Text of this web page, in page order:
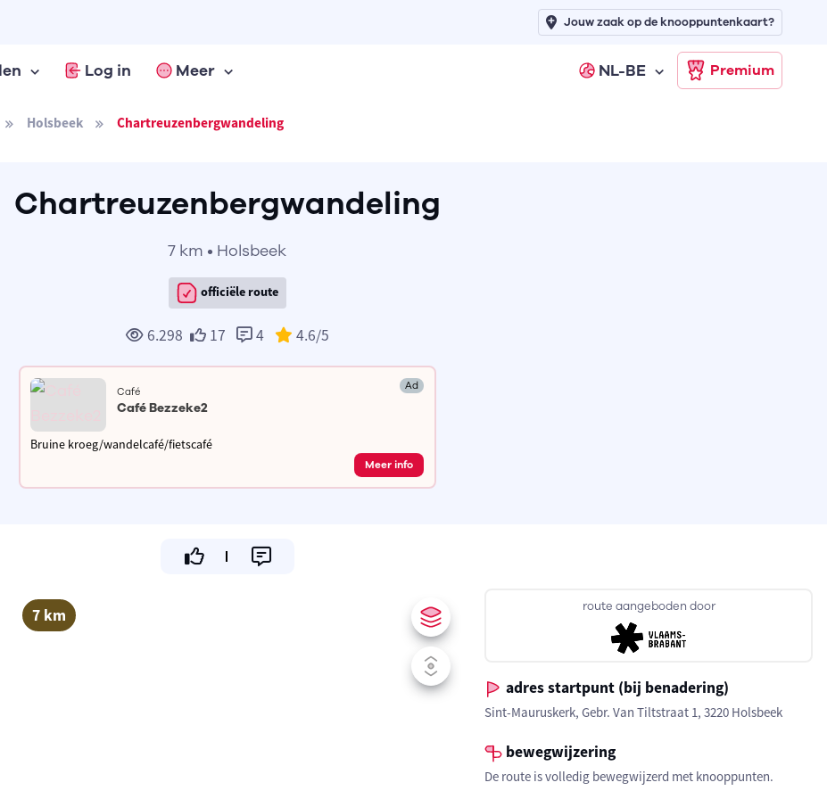
Log in Meer NL-BE Premium
Jouw zaak op de knooppuntenkaart?
Holsbeek Chartreuzenbergwandeling
Chartreuzenbergwandeling
7 km • Holsbeek
officiële route
6.298 17 4 4.6/5
Café Ad
Café Bezzeke2
Bruine kroeg/wandelcafé/fietscafé
Meer info
7 km route aangeboden door
adres startpunt (bij benadering)
Sint-Mauruskerk, Gebr. Van Tiltstraat 1, 3220 Holsbeek
bewegwijzering
De route is volledig bewegwijzerd met knooppunten.